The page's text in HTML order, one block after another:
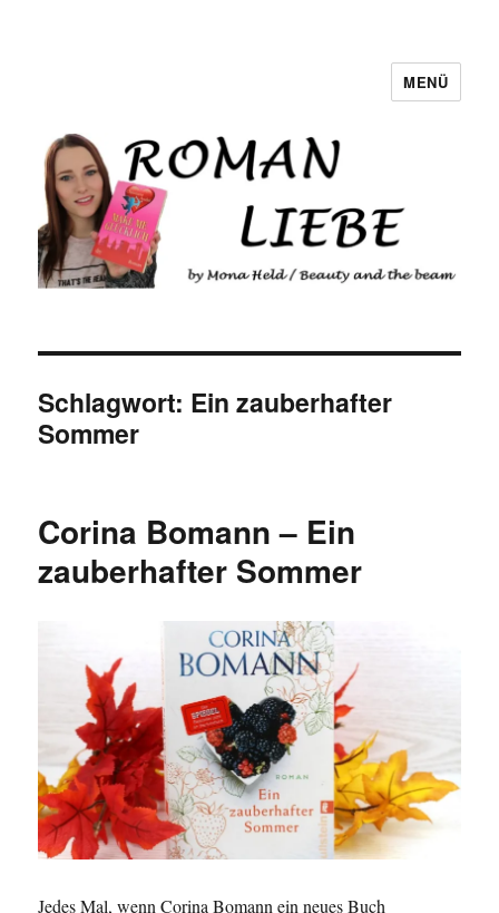
MENÜ
Schlagwort: Ein zauberhafter
Sommer
Corina Bomann – Ein
zauberhafter Sommer
Jedes Mal, wenn Corina Bomann ein neues Buch